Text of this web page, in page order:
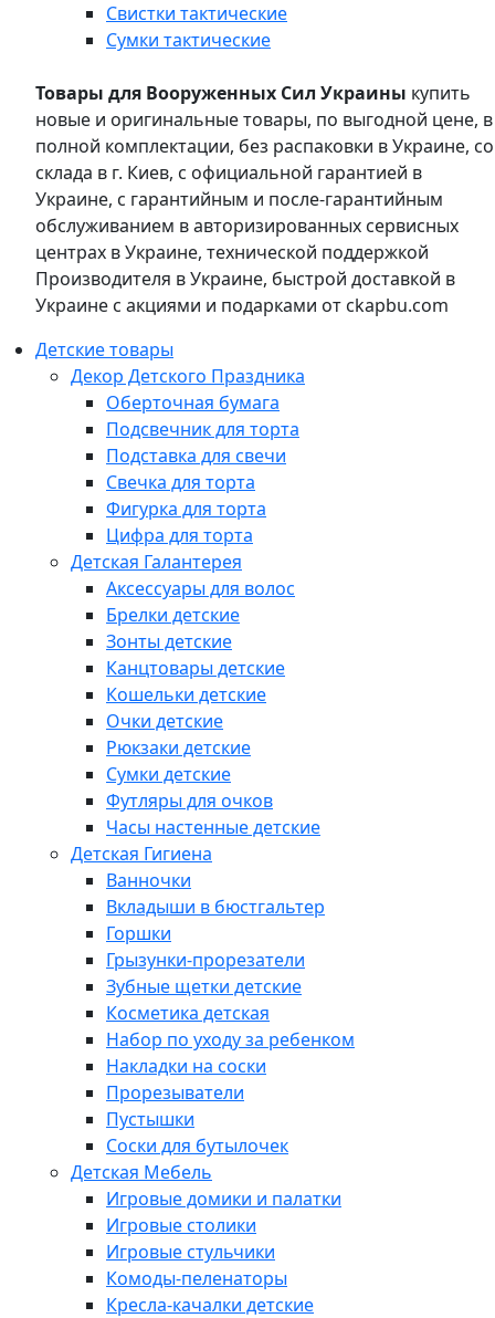
Свистки тактические
Сумки тактические
Товары для Вооруженных Сил Украины купить
новые и оригинальные товары, по выгодной цене, в
полной комплектации, без распаковки в Украине, со
склада в г. Киев, с официальной гарантией в
Украине, с гарантийным и после-гарантийным
обслуживанием в авторизированных сервисных
центрах в Украине, технической поддержкой
Производителя в Украине, быстрой доставкой в
Украине с акциями и подарками от ckapbu.com
Детские товары
Декор Детского Праздника
Оберточная бумага
Подсвечник для торта
Подставка для свечи
Свечка для торта
Фигурка для торта
Цифра для торта
Детская Галантерея
Аксессуары для волос
Брелки детские
Зонты детские
Канцтовары детские
Кошельки детские
Очки детские
Рюкзаки детские
Сумки детские
Футляры для очков
Часы настенные детские
Детская Гигиена
Ванночки
Вкладыши в бюстгальтер
Горшки
Грызунки-прорезатели
Зубные щетки детские
Косметика детская
Набор по уходу за ребенком
Накладки на соски
Прорезыватели
Пустышки
Соски для бутылочек
Детская Мебель
Игровые домики и палатки
Игровые столики
Игровые стульчики
Комоды-пеленаторы
Кресла-качалки детские